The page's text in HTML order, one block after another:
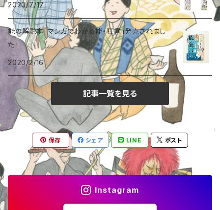
一筆箋
タテバンコ
能〈土蜘蛛／土蜘〉
能〈葵上〉
能〈菊慈童／枕慈童〉
能〈清経〉
能〈猩々〉
能〈黒塚／安達原〉
2020/7/17
能の解説本「マンガでわかる能・狂言」発売されまし
た！
2020/2/16
記事一覧を見る
保存 シェア LINE ポスト
Instagram